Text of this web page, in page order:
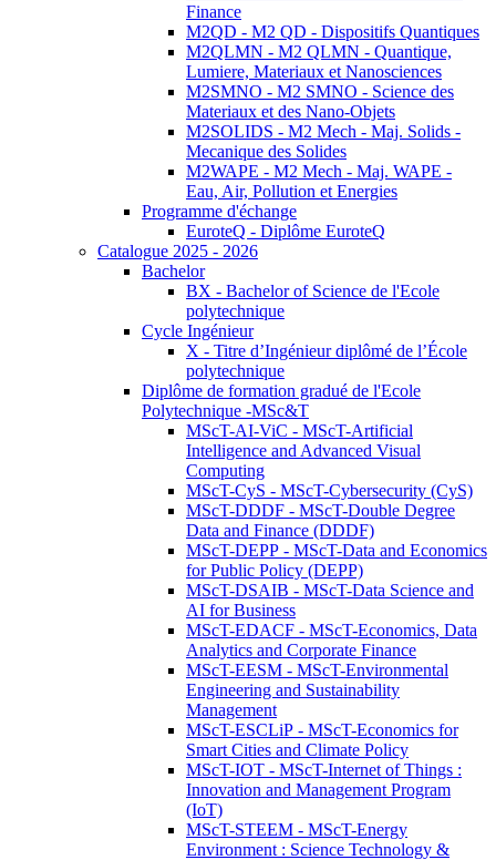
Finance
M2QD - M2 QD - Dispositifs Quantiques
M2QLMN - M2 QLMN - Quantique,
Lumiere, Materiaux et Nanosciences
M2SMNO - M2 SMNO - Science des
Materiaux et des Nano-Objets
M2SOLIDS - M2 Mech - Maj. Solids -
Mecanique des Solides
M2WAPE - M2 Mech - Maj. WAPE -
Eau, Air, Pollution et Energies
Programme d'échange
EuroteQ - Diplôme EuroteQ
Catalogue 2025 - 2026
Bachelor
BX - Bachelor of Science de l'Ecole
polytechnique
Cycle Ingénieur
X - Titre d’Ingénieur diplômé de l’École
polytechnique
Diplôme de formation gradué de l'Ecole
Polytechnique -MSc&T
MScT-AI-ViC - MScT-Artificial
Intelligence and Advanced Visual
Computing
MScT-CyS - MScT-Cybersecurity (CyS)
MScT-DDDF - MScT-Double Degree
Data and Finance (DDDF)
MScT-DEPP - MScT-Data and Economics
for Public Policy (DEPP)
MScT-DSAIB - MScT-Data Science and
AI for Business
MScT-EDACF - MScT-Economics, Data
Analytics and Corporate Finance
MScT-EESM - MScT-Environmental
Engineering and Sustainability
Management
MScT-ESCLiP - MScT-Economics for
Smart Cities and Climate Policy
MScT-IOT - MScT-Internet of Things :
Innovation and Management Program
(IoT)
MScT-STEEM - MScT-Energy
Environment : Science Technology &